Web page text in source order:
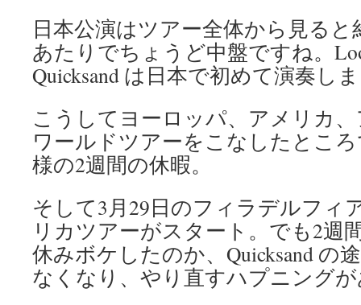
日本公演はツアー全体から見る
あたりでちょうど中盤ですね。
Quicksand は日本で初めて演奏し
こうしてヨーロッパ、アメリカ
ワールドツアーをこなしたとこ
様の2週間の休暇。
そして3月29日のフィラデルフィ
リカツアーがスタート。でも2週
休みボケしたのか、Quicksand の
なくなり、やり直すハプニング